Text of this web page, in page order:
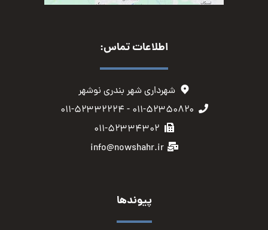
اطلاعات تماس:
شهرداری شهر بندری نوشهر
۰۱۱-۵۲۳۵۰۸۲۰ - ۰۱۱-۵۲۳۳۲۲۲۴
۰۱۱-۵۲۳۳۴۳۰۲
info@nowshahr.ir
پیوندها